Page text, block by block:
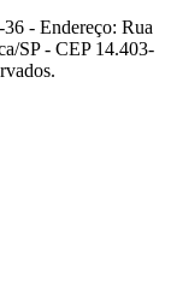
- Endereço: Rua
SP - CEP 14.403-